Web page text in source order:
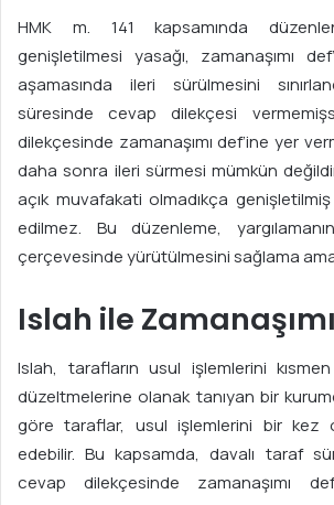
HMK m. 141 kapsamında
genişletilmesi yasağı, zamanaşımı
aşamasında ileri sürülmesini
süresinde cevap dilekçesi
dilekçesinde zamanaşımı def’ine yer
daha sonra ileri sürmesi mümkün
açık muvafakati olmadıkça
edilmez. Bu düzenleme,
çerçevesinde yürütülmesini sağlama
Islah ile
Islah, tarafların usul işlemlerini
düzeltmelerine olanak tanıyan bir
göre taraflar, usul işlemlerini bir kez
edebilir. Bu kapsamda, davalı taraf
cevap dilekçesinde zamanaşımı